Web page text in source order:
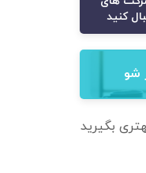
کنید
شو
بگیرید